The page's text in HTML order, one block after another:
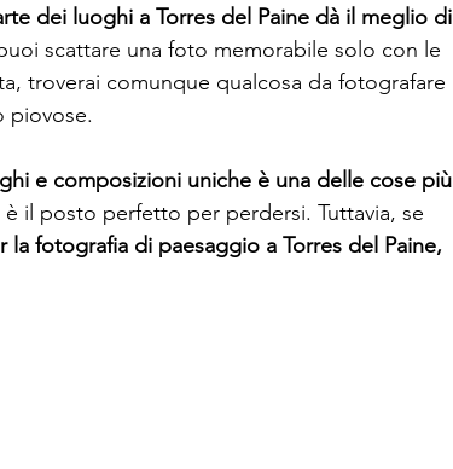
dei luoghi a Torres del Paine dà il meglio di
scattare una foto memorabile solo con le
troverai comunque qualcosa da fotografare
piovose.
e composizioni uniche è una delle cose più
è il posto perfetto per perdersi. Tuttavia, se
la fotografia di paesaggio a Torres del Paine,